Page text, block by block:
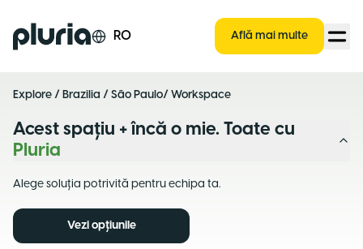
Logo Pluria RO Află mai multe
Explore / Brazilia / São Paulo/ Workspace
Acest spațiu + încă o mie. Toate cu
Pluria
Alege soluția potrivită pentru echipa ta.
Vezi opțiunile